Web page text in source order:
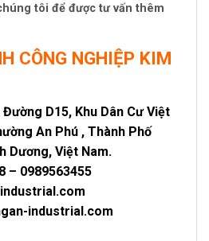
tôi để được tư vấn thêm
CÔNG NGHIỆP KIM
Đường D15, Khu Dân Cư Việt
An Phú , Thành Phố
Dương, Việt Nam.
– 0989563455
industrial.com